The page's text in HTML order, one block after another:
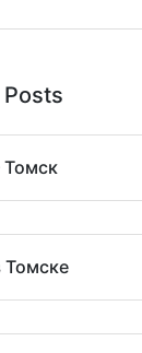
Томск
Томске